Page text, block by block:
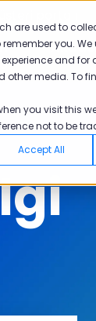
are used to
you.
and
other media. To
you visit this
not to be
Accept All
menüyü göster
Neden Pisano